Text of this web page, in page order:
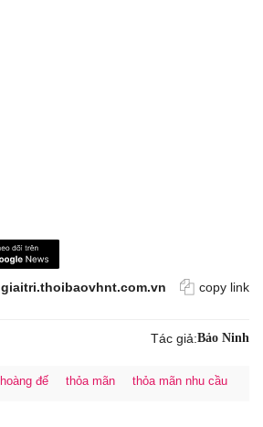
giaitri.thoibaovhnt.com.vn copy link
Tác giả:Bảo Ninh
hoàng đế thỏa mãn thỏa mãn nhu cầu